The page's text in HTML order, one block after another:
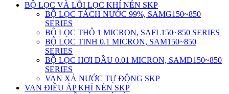
BỘ LỌC VÀ LÕI LỌC KHÍ NÉN SKP
BỘ LỌC TÁCH NƯỚC 99%, SAMG150~850
SERIES
BỘ LỌC THÔ 1 MICRON, SAFL150~850 SERIES
BỘ LỌC TINH 0.1 MICRON, SAM150~850
SERIES
BỘ LỌC HƠI DẦU 0.01 MICRON, SAMD150~850
SERIES
VAN XẢ NƯỚC TỰ ĐỘNG SKP
VAN ĐIỀU ÁP KHÍ NÉN SKP